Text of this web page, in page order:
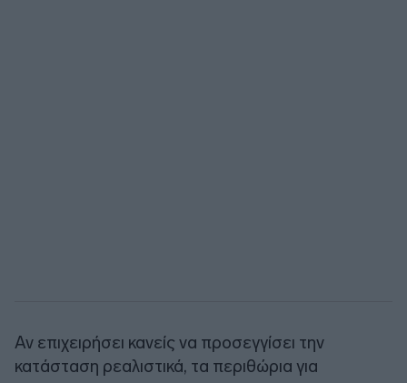
Αν επιχειρήσει κανείς να προσεγγίσει την
κατάσταση ρεαλιστικά, τα περιθώρια για